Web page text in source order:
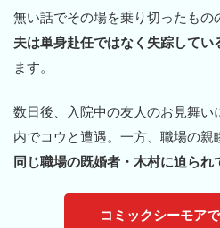
無い話でその場を乗り切ったもの
夫は単身赴任ではなく失踪してい
ます。
数日後、入院中の友人のお見舞い
内でコウと遭遇。一方、職場の親
同じ職場の既婚者・木村に迫られ
コミックシーモア